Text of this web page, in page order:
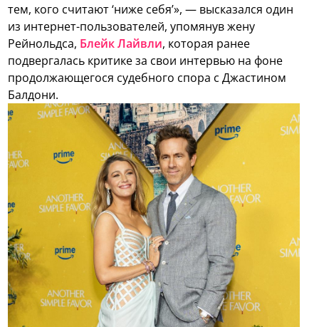
тем, кого считают ‘ниже себя’», — высказался один
из интернет-пользователей, упомянув жену
Рейнольдса, Блейк Лайвли, которая ранее
подвергалась критике за свои интервью на фоне
продолжающегося судебного спора с Джастином
Балдони.